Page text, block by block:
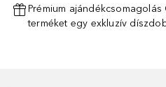
Prémium
terméket egy exkluzív